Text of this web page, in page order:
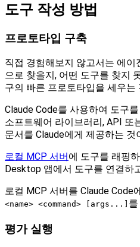
도구 작성 방법
프로토타입 구축
직접 경험해보지 않고서는 에
으로 찾을지, 어떤 도구를 찾지
구의 빠른 프로토타입을 세우는
Claude Code를 사용하여 도구
소프트웨어 라이브러리, API 또
문서를 Claude에게 제공하는 것
로컬 MCP 서버 에 도구를 래핑
Desktop 앱에서 도구를 연결하
로컬 MCP 서버를 Claude Code
<name> <command> [args...]
평가 실행